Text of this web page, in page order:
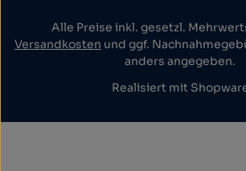
Alle Preise inkl. gesetzl.
Versandkosten und ggf.
anders angegeben.
Realisiert mit